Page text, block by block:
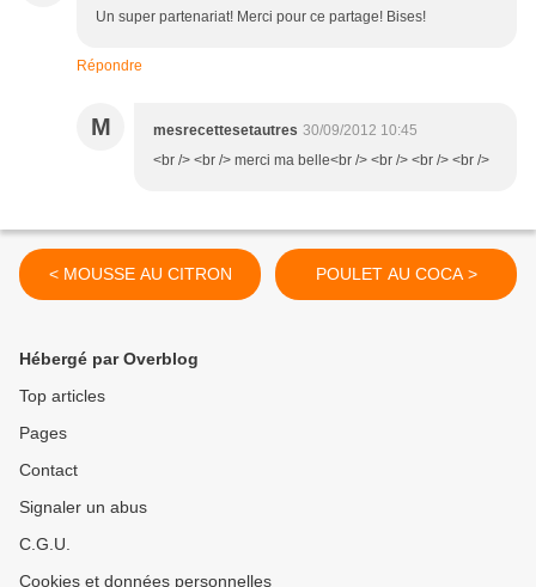
Un super partenariat! Merci pour ce partage! Bises!
Répondre
M mesrecettesetautres 30/09/2012 10:45
<br /> <br /> merci ma belle<br /> <br /> <br /> <br />
< MOUSSE AU CITRON POULET AU COCA >
Hébergé par Overblog
Top articles
Pages
Contact
Signaler un abus
C.G.U.
Cookies et données personnelles